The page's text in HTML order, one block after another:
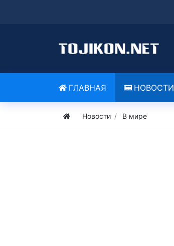
ГЛАВНАЯ НОВОСТИ
Новости В мире